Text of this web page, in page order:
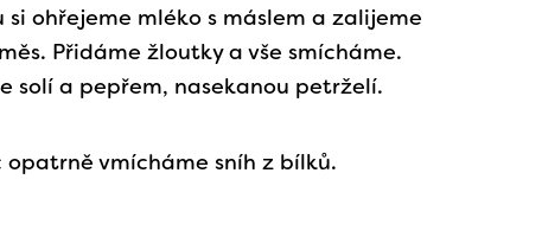
si ohřejeme mléko s máslem a zalijeme
Přidáme žloutky a vše smícháme.
solí a pepřem, nasekanou petrželí.
opatrně vmícháme sníh z bílků.